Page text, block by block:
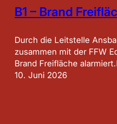
B1 – Brand
Durch die Leitstelle
zusammen mit der FFW
Brand Freifläche
10. Juni 2026